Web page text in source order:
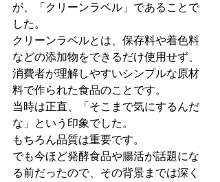
が、「クリーンラベル」であることで
した。
クリーンラベルとは、保存料や着色料
などの添加物をできるだけ使用せず、
消費者が理解しやすいシンプルな原材
料で作られた食品のことです。
当時は正直、「そこまで気にするんだ
な」という印象でした。
もちろん品質は重要です。
でも今ほど発酵食品や腸活が話題にな
る前だったので、その背景までは深く